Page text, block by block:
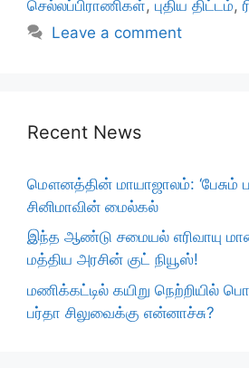
செல்லப்பிராணிகள், புதிய திட்டம்,
Leave a comment
Recent News
மௌனத்தின் மாயாஜாலம்: ‘பேசும்
சினிமாவின் மைல்கல்
இந்த ஆண்டு சமையல் எரிவாயு
மத்திய அரசின் குட் நியூஸ்!
மணிக்கட்டில் கயிறு நெற்றியில்
பர்தா சிலுவைக்கு என்னாச்சு?